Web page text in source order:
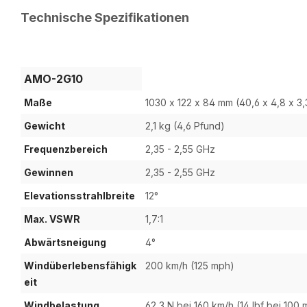
Technische Spezifikationen
AMO-2G10
Maße
1030 x 122 x 84 mm (40,6 x 4,8 x
Gewicht
2,1 kg (4,6 Pfund)
Frequenzbereich
2,35 - 2,55 GHz
Gewinnen
2,35 - 2,55 GHz
Elevationsstrahlbreite
12°
Max. VSWR
1,7:1
Abwärtsneigung
4°
Windüberlebensfähigk
eit
200 km/h (125 mph)